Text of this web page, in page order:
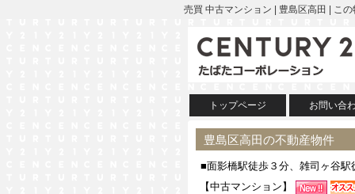
売買 中古マンション | 豊島区高田 | こ
トップページ お問い合
豊島区高田の不動産物件
■面影橋駅徒歩３分、雑司ヶ谷
【中古マンション】